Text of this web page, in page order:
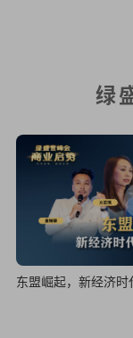
绿
东盟崛起，新经济